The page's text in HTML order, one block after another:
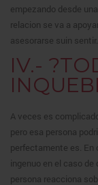
empezando desde
relacion se va a
asesorarse suin sentir.
IV.-
A veces es
pero esa persona
perfectamente es.
ingenuo en el caso
persona reacciona